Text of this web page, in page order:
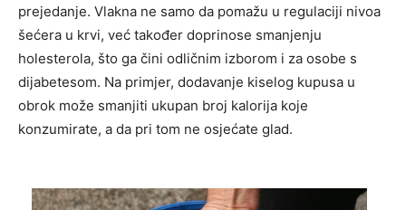
prejedanje. Vlakna ne samo da pomažu u regulaciji nivoa
šećera u krvi, već također doprinose smanjenju
holesterola, što ga čini odličnim izborom i za osobe s
dijabetesom. Na primjer, dodavanje kiselog kupusa u
obrok može smanjiti ukupan broj kalorija koje
konzumirate, a da pri tom ne osjećate glad.